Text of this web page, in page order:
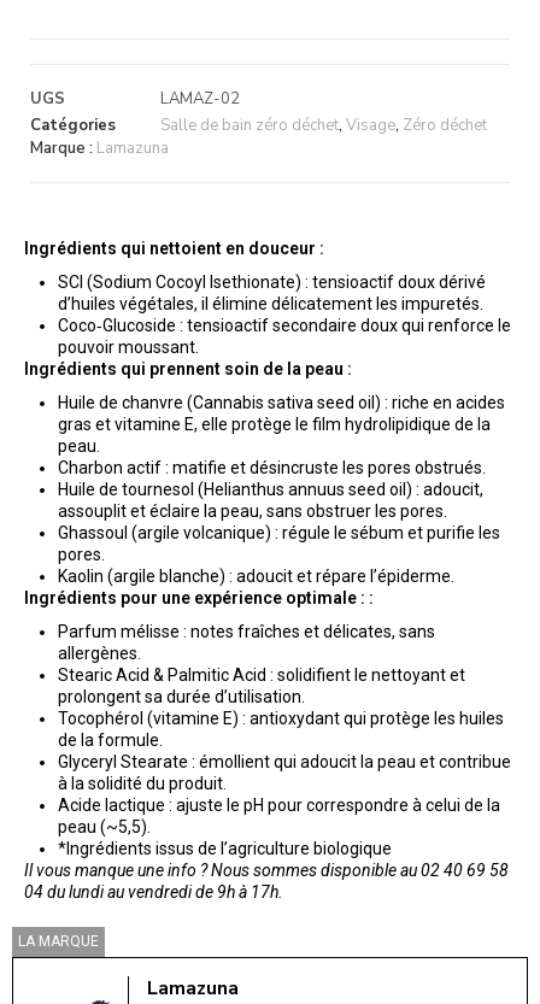
UGS
LAMAZ-02
Catégories
Salle de bain zéro déchet, Visage, Zéro déchet
Marque : Lamazuna
Ingrédients qui nettoient en douceur :
SCI (Sodium Cocoyl Isethionate) : tensioactif doux dérivé
d’huiles végétales, il élimine délicatement les impuretés.
Coco‑Glucoside : tensioactif secondaire doux qui renforce le
pouvoir moussant.
Ingrédients qui prennent soin de la peau :
Huile de chanvre (Cannabis sativa seed oil) : riche en acides
gras et vitamine E, elle protège le film hydrolipidique de la
peau.
Charbon actif : matifie et désincruste les pores obstrués.
Huile de tournesol (Helianthus annuus seed oil) : adoucit,
assouplit et éclaire la peau, sans obstruer les pores.
Ghassoul (argile volcanique) : régule le sébum et purifie les
pores.
Kaolin (argile blanche) : adoucit et répare l’épiderme.
Ingrédients pour une expérience optimale : :
Parfum mélisse : notes fraîches et délicates, sans
allergènes.
Stearic Acid & Palmitic Acid : solidifient le nettoyant et
prolongent sa durée d’utilisation.
Tocophérol (vitamine E) : antioxydant qui protège les huiles
de la formule.
Glyceryl Stearate : émollient qui adoucit la peau et contribue
à la solidité du produit.
Acide lactique : ajuste le pH pour correspondre à celui de la
peau (~5,5).
*Ingrédients issus de l’agriculture biologique
Il vous manque une info ? Nous sommes disponible au 02 40 69 58
04 du lundi au vendredi de 9h à 17h.
LA MARQUE
Lamazuna